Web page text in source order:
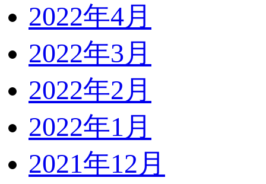
2022年4月
2022年3月
2022年2月
2022年1月
2021年12月